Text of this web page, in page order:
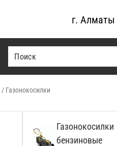
г. Алматы
/ Газонокосилки
Газонокосилки
бензиновые